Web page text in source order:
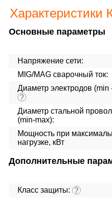
Характеристики
Основные параметры
Напряжение сети:
MIG/MAG cварочный ток:
Диаметр электродов (min
?
Диаметр стальной
(min-max):
Мощность при
нагрузке, кВт
Дополнительные
Класс защиты: ?